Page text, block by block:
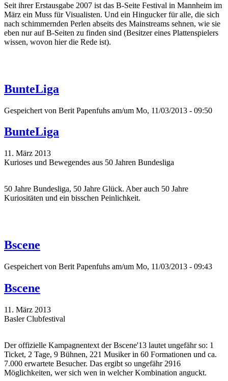
Seit ihrer Erstausgabe 2007 ist das B-Seite Festival in Mannheim im
März ein Muss für Visualisten. Und ein Hingucker für alle, die sich
nach schimmernden Perlen abseits des Mainstreams sehnen, wie sie
eben nur auf B-Seiten zu finden sind (Besitzer eines Plattenspielers
wissen, wovon hier die Rede ist).
BunteLiga
Gespeichert von Berit Papenfuhs am/um Mo, 11/03/2013 - 09:50
BunteLiga
11. März 2013
Kurioses und Bewegendes aus 50 Jahren Bundesliga
50 Jahre Bundesliga, 50 Jahre Glück. Aber auch 50 Jahre
Kuriositäten und ein bisschen Peinlichkeit.
Bscene
Gespeichert von Berit Papenfuhs am/um Mo, 11/03/2013 - 09:43
Bscene
11. März 2013
Basler Clubfestival
Der offizielle Kampagnentext der Bscene'13 lautet ungefähr so: 1
Ticket, 2 Tage, 9 Bühnen, 221 Musiker in 60 Formationen und ca.
7.000 erwartete Besucher. Das ergibt so ungefähr 2916
Möglichkeiten, wer sich wen in welcher Kombination anguckt.